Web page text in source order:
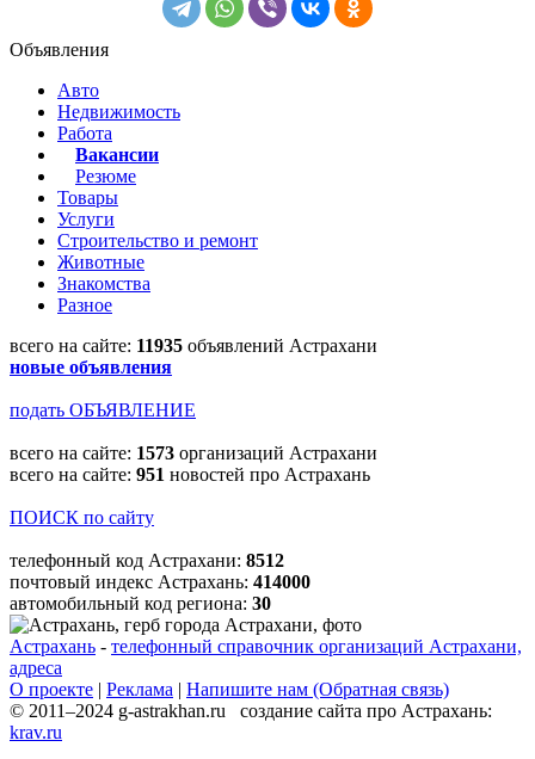
Объявления
Авто
Недвижимость
Работа
Вакансии
Резюме
Товары
Услуги
Строительство и ремонт
Животные
Знакомства
Разное
всего на сайте: 11935 объявлений Астрахани
новые объявления
подать ОБЪЯВЛЕНИЕ
всего на сайте: 1573 организаций Астрахани
всего на сайте: 951 новостей про Астрахань
ПОИСК по сайту
телефонный код Астрахани: 8512
почтовый индекс Астрахань: 414000
автомобильный код региона: 30
Астрахань - телефонный справочник организаций Астрахани,
адреса
О проекте | Реклама | Напишите нам (Обратная связь)
© 2011–2024 g-astrakhan.ru создание сайта про Астрахань:
krav.ru